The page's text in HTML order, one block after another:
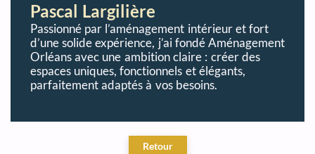
Pascal Largilière
Passionné par l’aménagement intérieur et fort
d’une solide expérience, j’ai fondé Aménagement
Orléans avec une ambition claire : créer des
espaces uniques, fonctionnels et élégants,
parfaitement adaptés à vos besoins.